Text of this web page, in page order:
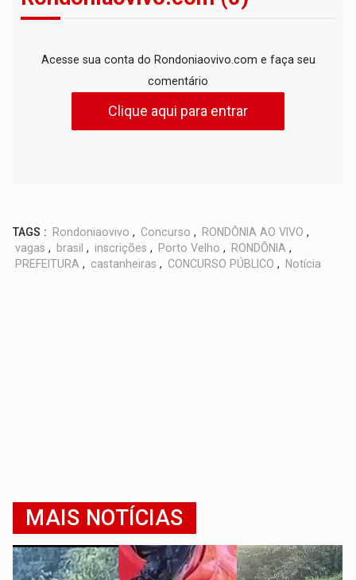
Acesse sua conta do Rondoniaovivo.com e faça seu
comentário
Clique aqui para entrar
TAGS : Rondoniaovivo , Concurso , RONDÔNIA AO VIVO ,
vagas , brasil , inscrições , Porto Velho , RONDÕNIA ,
PREFEITURA , castanheiras , CONCURSO PÚBLICO , Notícia
MAIS NOTÍCIAS